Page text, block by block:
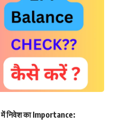
निवेश का Importance: